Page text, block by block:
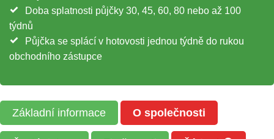
Doba splatnosti půjčky 30, 45, 60, 80 nebo až 100
týdnů
Půjčka se splácí v hotovosti jednou týdně do rukou
obchodního zástupce
Základní informace O společnosti